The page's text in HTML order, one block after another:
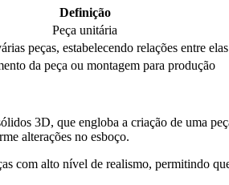
Definição
Peça unitária
peças, estabelecendo relações entre elas
da peça ou montagem para produção
3D, que engloba a criação de uma
alterações no esboço.
com alto nível de realismo, permitindo